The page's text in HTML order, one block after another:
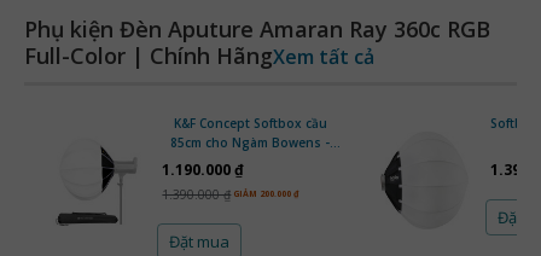
Phụ kiện Đèn Aputure Amaran Ray 360c RGB
Full-Color | Chính HãngXem tất cả
K&F Concept Softbox cầu
85cm cho Ngàm Bowens -
KF18.0009V1
1.190.000 ₫
1.390.000 ₫ GIẢM 200.000 ₫
Đặt mua
Softbox
Đặt